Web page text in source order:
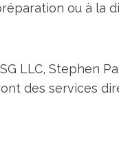
ou à la
LLC, Stephen
des services